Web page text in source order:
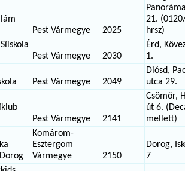
Pest Vármegye 2025
21.
hrsz)
Pest Vármegye 2030
Érd,
1.
Pest Vármegye 2049
Diósd,
utca 29.
Pest Vármegye 2141
Csömör,
út 6.
mellett)
Komárom-
Esztergom
Vármegye
2150
Dorog,
7